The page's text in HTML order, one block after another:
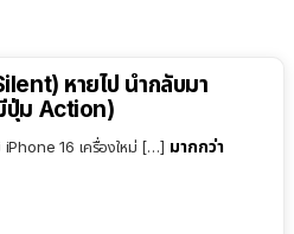
หายไป นำกลับมา
ปุ่ม Action)
iPhone 16 เครื่องใหม่ […] มากกว่า